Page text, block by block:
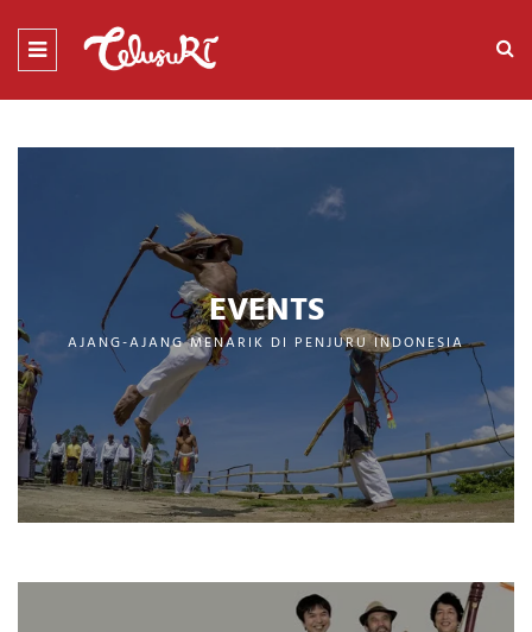
EVENTS
AJANG-AJANG MENARIK DI PENJURU INDONESIA